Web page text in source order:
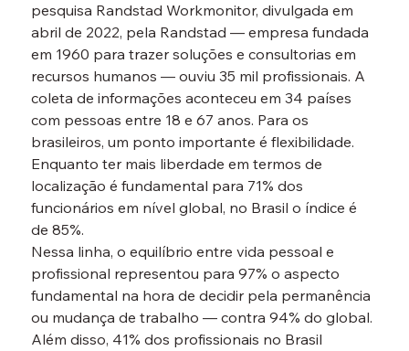
pesquisa Randstad Workmonitor, divulgada em
abril de 2022, pela Randstad — empresa fundada
em 1960 para trazer soluções e consultorias em
recursos humanos — ouviu 35 mil profissionais. A
coleta de informações aconteceu em 34 países
com pessoas entre 18 e 67 anos. Para os
brasileiros, um ponto importante é flexibilidade.
Enquanto ter mais liberdade em termos de
localização é fundamental para 71% dos
funcionários em nível global, no Brasil o índice é
de 85%.
Nessa linha, o equilíbrio entre vida pessoal e
profissional representou para 97% o aspecto
fundamental na hora de decidir pela permanência
ou mudança de trabalho — contra 94% do global.
Além disso, 41% dos profissionais no Brasil